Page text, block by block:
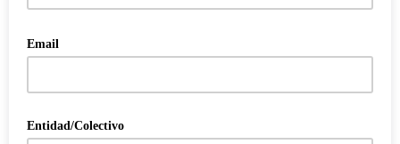
Email
Entidad/Colectivo